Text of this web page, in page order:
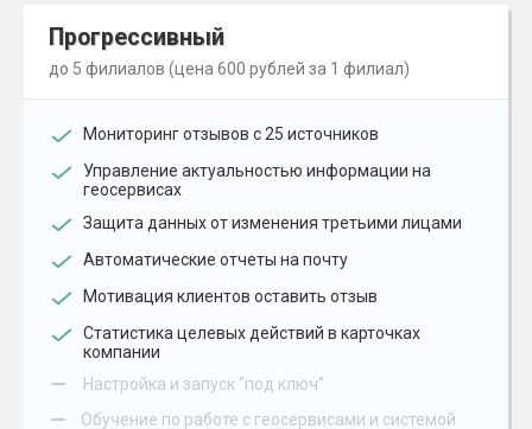
Прогрессивный
до 5 филиалов (цена 600 рублей за 1 филиал)
Мониторинг отзывов с 25 источников
Управление актуальностью информации на
геосервисах
Защита данных от изменения третьими лицами
Автоматические отчеты на почту
Мотивация клиентов оставить отзыв
Статистика целевых действий в карточках
компании
– Настройка и запуск "под ключ"
–
Обучение по работе с геосервисами и системой